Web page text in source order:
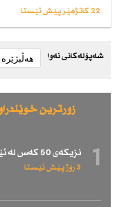
22 کاتژمێر پێش ئێستا
شەپۆلەکانی نەوا
زۆرترین
1 نزیكەی 50 كەس لە ئێران لە سێدارە دراون
3 رۆژ پێش ئێستا